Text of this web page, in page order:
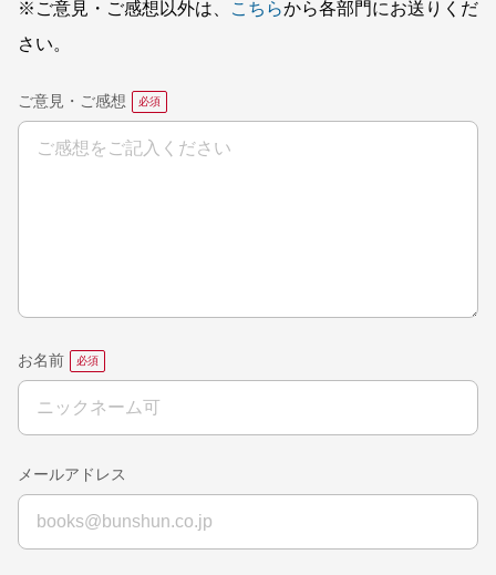
※ご意見・ご感想以外は、
こちらから各部門にお送りくだ
さい。
ご意見・ご感想
お名前
メールアドレス